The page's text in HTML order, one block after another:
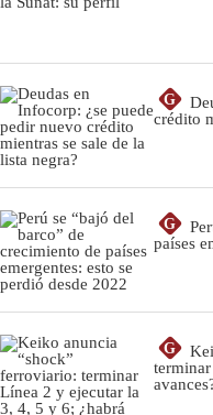
G
crédito
G
países
G